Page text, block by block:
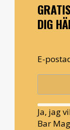
DIG
E-
Ja, jag
Bar